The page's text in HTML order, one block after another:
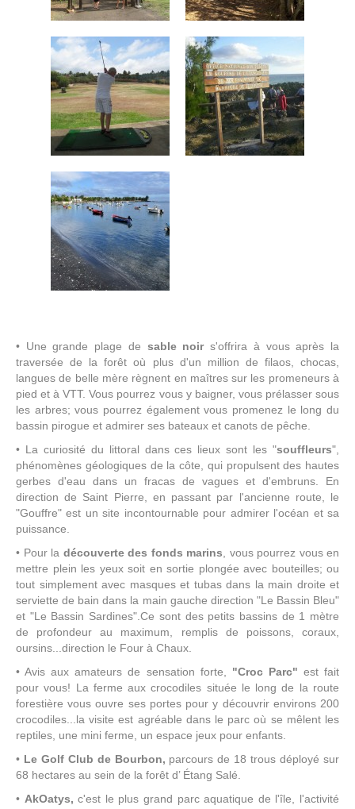
• Une grande plage de sable noirs'offrira à vous après la
traversée de la forêt où plus d'un million de filaos, chocas,
langues de belle mère règnent en maîtres sur les promeneurs à
pied et à VTT. Vous pourrez vous y baigner, vous prélasser sous
les arbres; vous pourrez également vous promenez le long du
bassin pirogue et admirer ses bateaux et canots de pêche.
• La curiosité du littoral dans ces lieux sont les "souffleurs",
phénomènes géologiques de la côte, qui propulsent des hautes
gerbes d'eau dans un fracas de vagues et d'embruns. En
direction de Saint Pierre, en passant par l'ancienne route, le
"Gouffre" est un site incontournable pour admirer l'océan et sa
puissance.
• Pour la découverte des fonds marins , vous pourrez vous en
mettre plein les yeux soit en sortie plongée avec bouteilles; ou
tout simplement avec masques et tubas dans la main droite et
serviette de bain dans la main gauche direction "Le Bassin Bleu"
et "Le Bassin Sardines".Ce sont des petits bassins de 1 mètre
de profondeur au maximum, remplis de poissons, coraux,
oursins...direction le Four à Chaux.
• Avis aux amateurs de sensation forte, "Croc Parc" est fait
pour vous! La ferme aux crocodiles située le long de la route
forestière vous ouvre ses portes pour y découvrir environs 200
crocodiles...la visite est agréable dans le parc où se mêlent les
reptiles, une mini ferme, un espace jeux pour enfants.
• Le Golf Club de Bourbon, parcours de 18 trous déployé sur
68 hectares au sein de la forêt d’ Étang Salé.
• AkOatys, c'est le plus grand parc aquatique de l'île, l'activité